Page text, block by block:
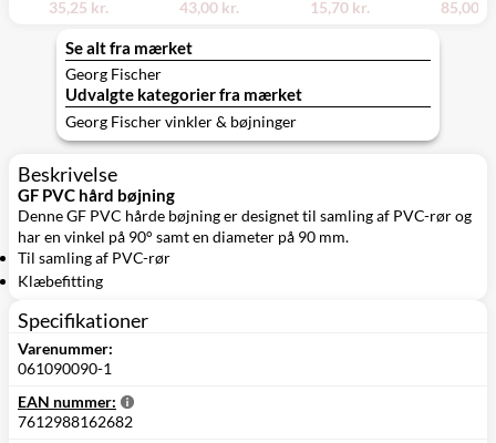
35,25 kr.
43,00 kr.
15,70 kr.
85,00
Se alt fra mærket
Georg Fischer
Udvalgte kategorier fra mærket
Georg Fischer vinkler & bøjninger
Beskrivelse
GF PVC hård bøjning
Denne GF PVC hårde bøjning er designet til samling af PVC-rør og
har en vinkel på 90° samt en diameter på 90 mm.
Til samling af PVC-rør
Klæbefitting
Specifikationer
Varenummer:
061090090-1
EAN nummer:
7612988162682